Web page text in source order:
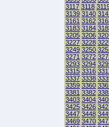
3117 3118
3139 3140
3161 3162
3183 3184
3205 3206
3227 3228
3249 3250
3271 3272
3293 3294
3315 3316
3337 3338
3359 3360
3381 3382
3403 3404
3425 3426
3447 3448
3469 3470